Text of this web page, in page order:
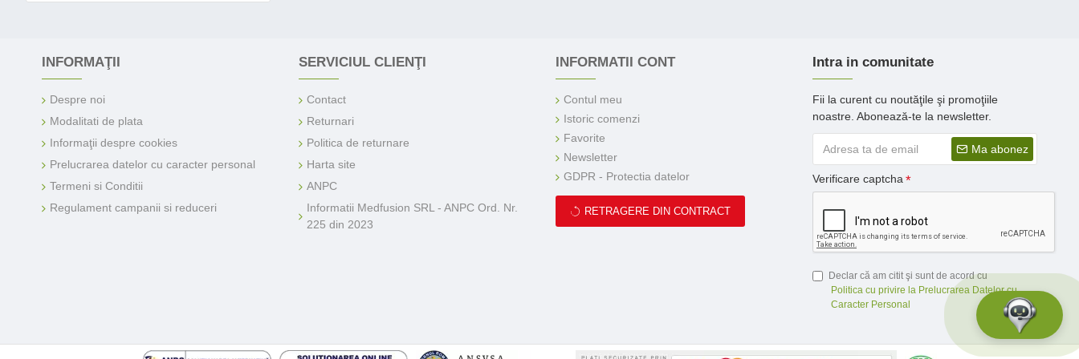
INFORMAŢII
Despre noi
Modalitati de plata
Informaţii despre cookies
Prelucrarea datelor cu caracter personal
Termeni si Conditii
Regulament campanii si reduceri
SERVICIUL CLIENŢI
Contact
Returnari
Politica de returnare
Harta site
ANPC
Informatii Medfusion SRL - ANPC Ord. Nr.
225 din 2023
INFORMATII CONT
Contul meu
Istoric comenzi
Favorite
Newsletter
GDPR - Protectia datelor
RETRAGERE DIN CONTRACT
Intra in comunitate
Fii la curent cu noutăţile şi promoţiile
noastre. Abonează-te la newsletter.
Ma abonez
Verificare captcha
Declar că am citit şi sunt de acord cu
Politica cu privire la Prelucrarea Datelor cu
Caracter Personal